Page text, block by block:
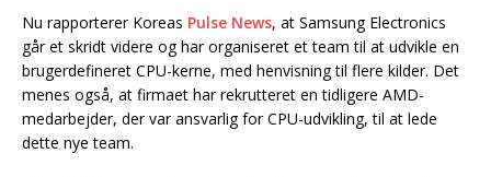
Nu rapporterer Koreas Pulse News, at Samsung Electronics
går et skridt videre og har organiseret et team til at udvikle en
brugerdefineret CPU-kerne, med henvisning til flere kilder. Det
menes også, at firmaet har rekrutteret en tidligere AMD-
medarbejder, der var ansvarlig for CPU-udvikling, til at lede
dette nye team.